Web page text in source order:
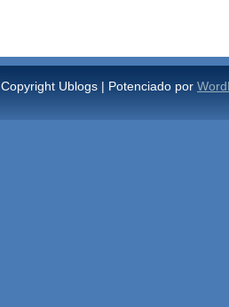
Copyright Ublogs | Potenciado por